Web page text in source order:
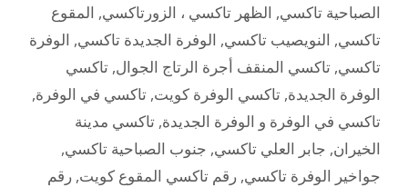
الصباحية تاكسي, الظهر تاكسي ، الزورتاكسي, المقوع
تاكسي, النويصيب تاكسي, الوفرة الجديدة تاكسي, الوفرة
تاكسي, تاكسي المنقف أجرة الرتاج الجوال, تاكسي
الوفرة الجديدة, تاكسي الوفرة كويت, تاكسي في الوفرة,
تاكسي في الوفرة و الوفرة الجديدة, تاكسي مدينة
الخيران, جابر العلي تاكسي, جنوب الصباحية تاكسي,
جواخير الوفرة تاكسي, رقم تاكسي المقوع كويت, رقم